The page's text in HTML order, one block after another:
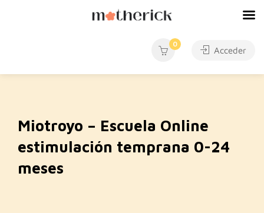
0
Acceder
Miotroyo – Escuela Online
estimulación temprana 0-24
meses